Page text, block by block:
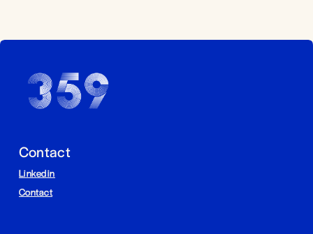
Contact
Linkedin
Contact